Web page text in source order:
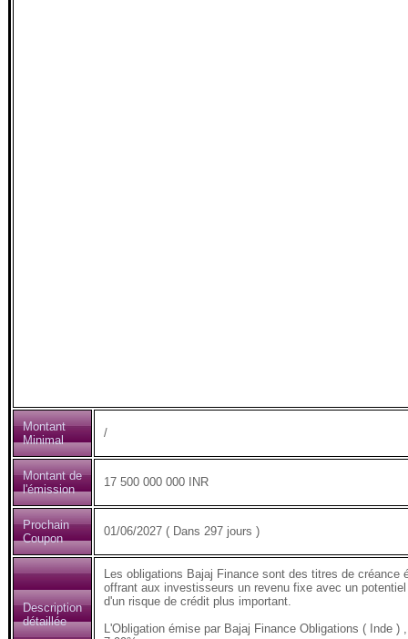
Montant
Minimal
/
Montant de
l'émission
17 500 000 000 INR
Prochain
Coupon
01/06/2027 ( Dans 297 jours )
Description
détaillée
Les obligations Bajaj Finance sont des titres de
offrant aux investisseurs un revenu fixe avec un
d'un risque de crédit plus important.
L'Obligation émise par Bajaj Finance Obligations ( Inde